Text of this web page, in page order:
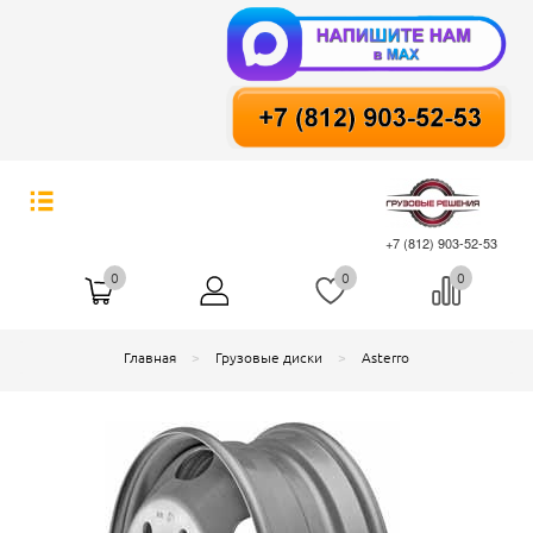
+7 (812) 903-52-53
0 0 0
Главная Грузовые диски Asterro